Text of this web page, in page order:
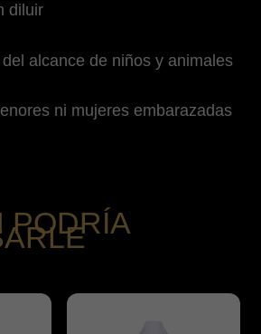
diluir
alcance de niños y animales
ni mujeres embarazadas
PODRÍA